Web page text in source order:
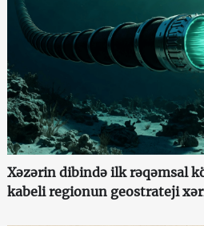
Xəzərin dibində ilk rəqəmsal
kabeli regionun geostrateji